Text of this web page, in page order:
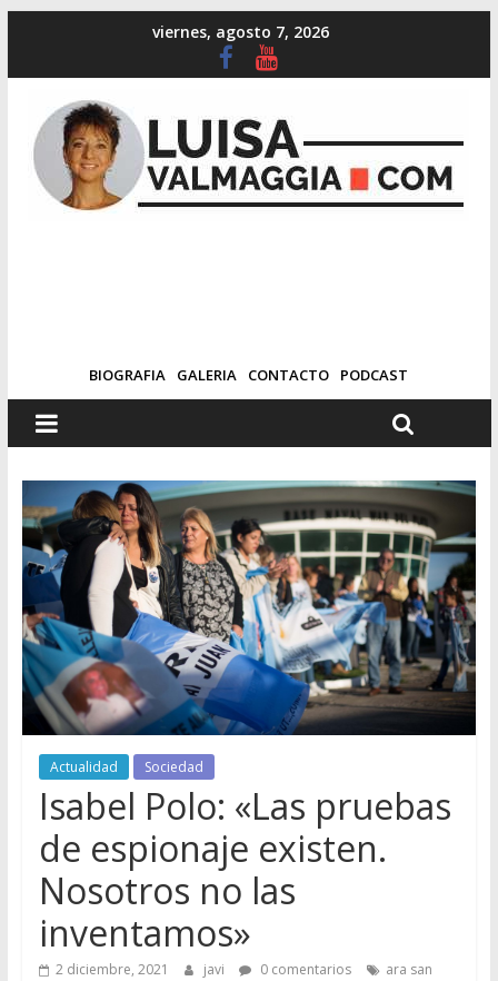
viernes, agosto 7, 2026
BIOGRAFIA GALERIA CONTACTO PODCAST
Actualidad Sociedad
Isabel Polo: «Las pruebas
de espionaje existen.
Nosotros no las
inventamos»
2 diciembre, 2021 javi 0 comentarios
ara san